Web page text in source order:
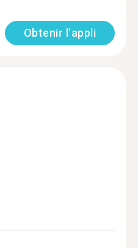
Obtenir l'appli